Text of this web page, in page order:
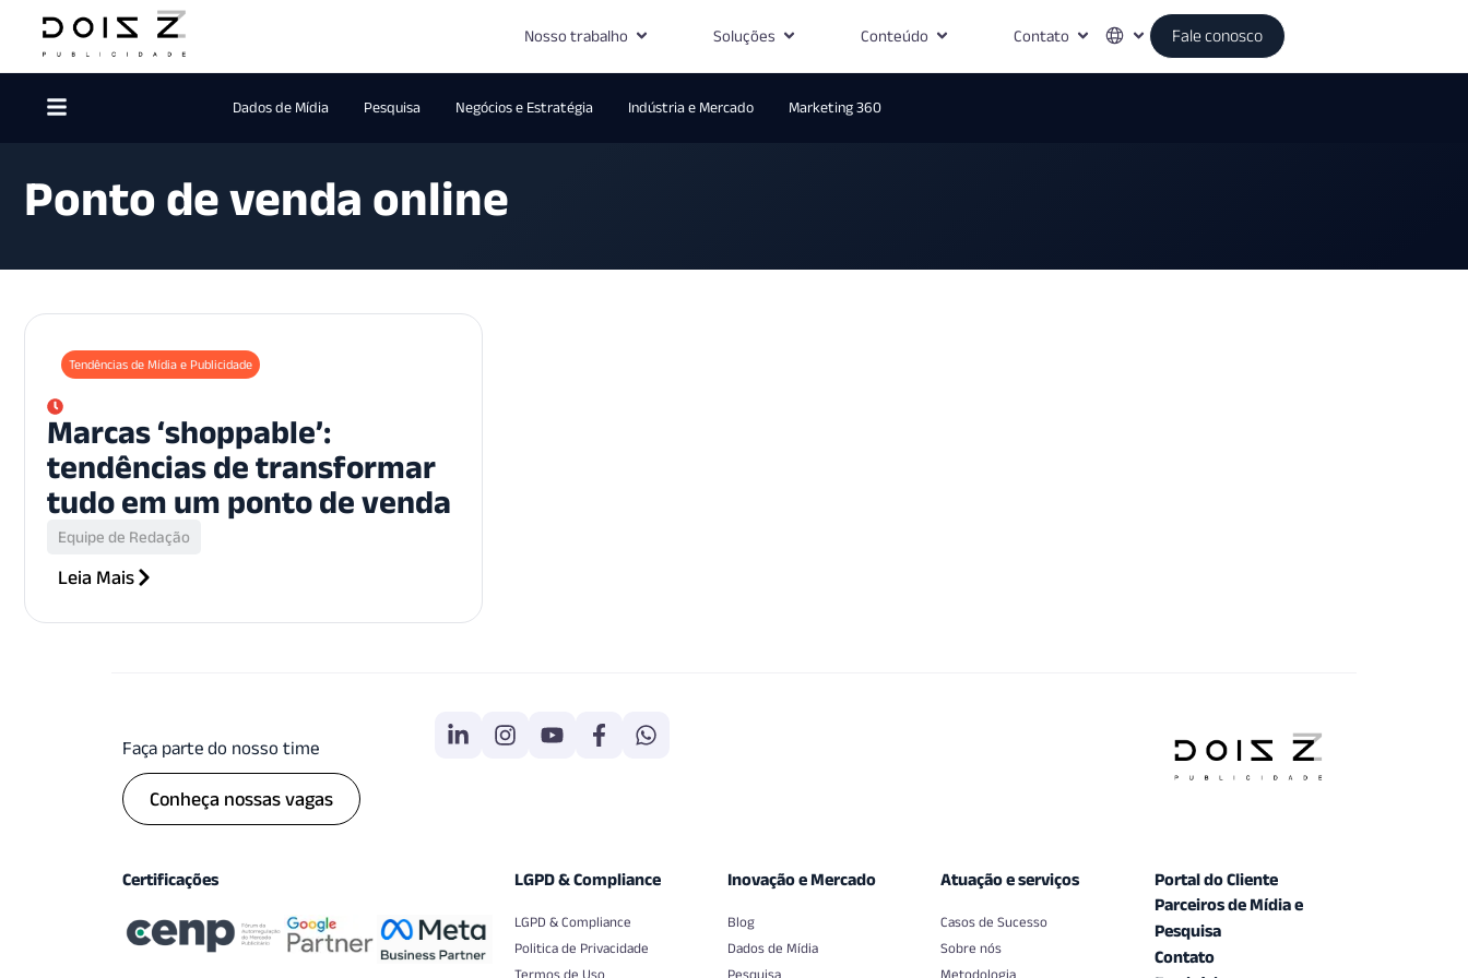
Nosso trabalho Soluções Conteúdo Contato Fale conosco
Dados de Mídia Pesquisa Negócios e Estratégia Indústria e Mercado Marketing 360
Ponto de venda online
Tendências de Mídia e Publicidade
Marcas ‘shoppable’:
tendências de transformar
tudo em um ponto de venda
Equipe de Redação
Leia Mais
Faça parte do nosso time
Conheça nossas vagas
Certificações LGPD & Compliance
LGPD & Compliance
Politica de Privacidade
Termos de Uso
Inovação e Mercado
Blog
Dados de Mídia
Pesquisa
Atuação e serviços
Casos de Sucesso
Sobre nós
Metodologia
Portal do Cliente
Parceiros de Mídia e
Pesquisa
Contato